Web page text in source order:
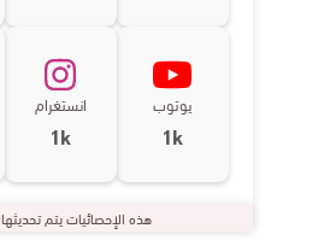
يوتوب
1k
انستغرام
1k
هذه الإحصائيات يتم